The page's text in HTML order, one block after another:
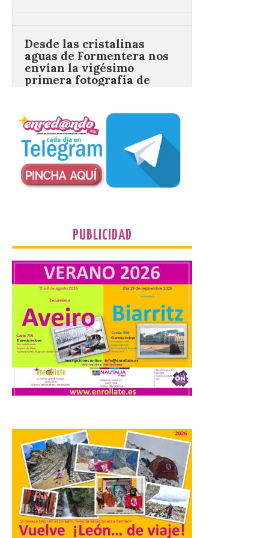
primera fotografía de
León de…viaje.
10 Ago 2026
de…viaje. Una iniciativa
organizado por la sección
juvenil de la Asociación
Enróllate, la Asociación
Conceyu País Llionés y el Diario de
Turismo, Ocio e Información para
jóvenes “Enredando.info”. Desde las
cristalinas aguas de Formentera, Mary
UPL cuestiona a la Junta
por no imponer sanciones
a Aucalsa, como hará el
Principado de Asturias,
por cobrar en la AP-66 la
tarifa íntegra pese a estar
en obras
10 Ago 2026
La formación leonesista
registró una batería de
preguntas escritas en las
a reclamar a la institución autonómica
que exija al Gobierno de España la
supresión de este peaje por la ilegalidad
de la prórroga […]
El alumnado de FP crece
un 2,5% hasta superar los
1,2 millones de
PUBLICIDAD